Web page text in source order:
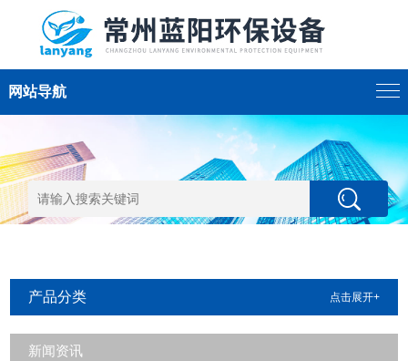
网站导航
产品分类 点击展开+
新闻资讯